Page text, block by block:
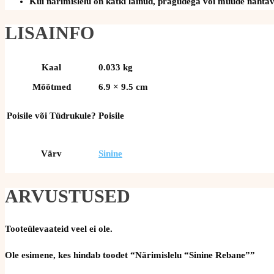
LISAINFO
Kaal
0.033 kg
Mõõtmed
6.9 × 9.5 cm
Poisile või Tüdrukule? Poisile
Värv Sinine
ARVUSTUSED
Tooteülevaateid veel ei ole.
Ole esimene, kes hindab toodet “Närimislelu “Sinine Rebane””